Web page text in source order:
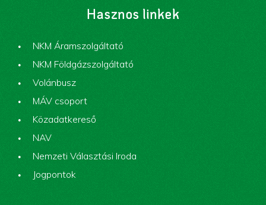
Hasznos linkek
NKM Áramszolgáltató
NKM Földgázszolgáltató
Volánbusz
MÁV csoport
Közadatkereső
NAV
Nemzeti Választási Iroda
Jogpontok